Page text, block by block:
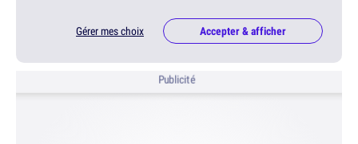
Gérer mes choix Accepter & afficher
Publicité